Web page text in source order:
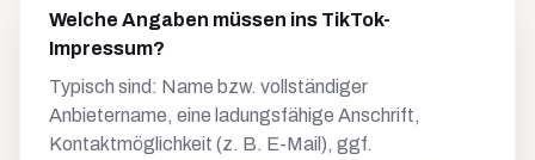
Welche Angaben müssen ins TikTok-
Impressum?
Typisch sind: Name bzw. vollständiger
Anbietername, eine ladungsfähige Anschrift,
Kontaktmöglichkeit (z. B. E-Mail), ggf.